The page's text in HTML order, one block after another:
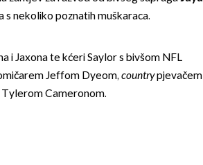
s nekoliko poznatih muškaraca.
i Jaxona te kćeri Saylor s bivšom NFL
Jeffom Dyeom, countrypjevačem
Cameronom.